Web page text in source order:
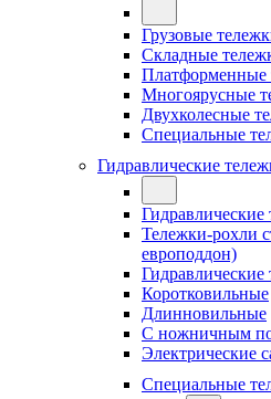
Грузовые
Складные
Платформенные
Многоярусные
Двухколесные
Специальные
Гидравлические
Гидравлические
Тележки-рохли
европоддон)
Коротковильные
Длинновильные
С ножничным
Электрические
Специальные